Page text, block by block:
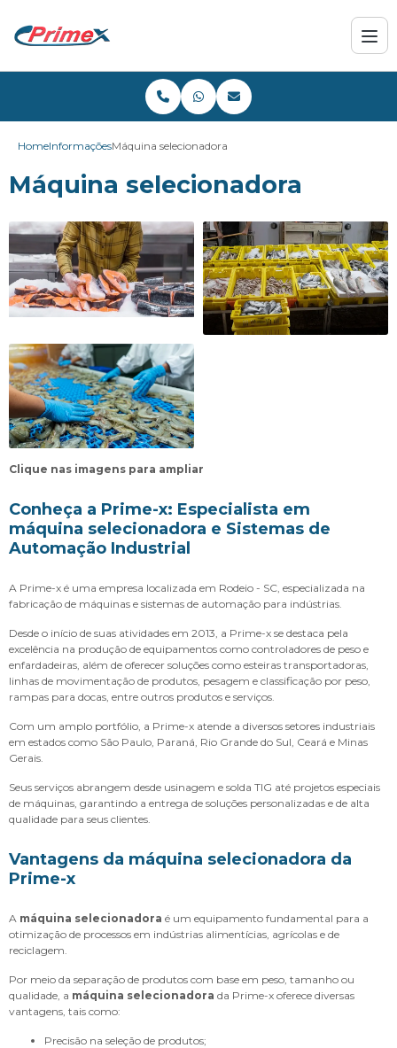
HomeInformaçõesMáquina selecionadora
Máquina selecionadora
Clique nas imagens para ampliar
Conheça a Prime-x: Especialista em
máquina selecionadora e Sistemas de
Automação Industrial
A Prime-x é uma empresa localizada em Rodeio - SC, especializada na
fabricação de máquinas e sistemas de automação para indústrias.
Desde o início de suas atividades em 2013, a Prime-x se destaca pela
excelência na produção de equipamentos como controladores de peso e
enfardadeiras, além de oferecer soluções como esteiras transportadoras,
linhas de movimentação de produtos, pesagem e classificação por peso,
rampas para docas, entre outros produtos e serviços.
Com um amplo portfólio, a Prime-x atende a diversos setores industriais
em estados como São Paulo, Paraná, Rio Grande do Sul, Ceará e Minas
Gerais.
Seus serviços abrangem desde usinagem e solda TIG até projetos especiais
de máquinas, garantindo a entrega de soluções personalizadas e de alta
qualidade para seus clientes.
Vantagens da máquina selecionadora da
Prime-x
A máquina selecionadora é um equipamento fundamental para a
otimização de processos em indústrias alimentícias, agrícolas e de
reciclagem.
Por meio da separação de produtos com base em peso, tamanho ou
qualidade, a máquina selecionadora da Prime-x oferece diversas
vantagens, tais como:
Precisão na seleção de produtos;